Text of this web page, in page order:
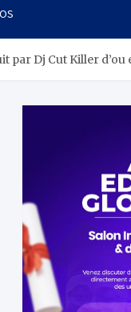
Dj Cut Killer d’ou